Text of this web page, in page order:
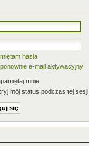
hasła
e-mail aktywacyjny
mnie
mój status podczas tej sesji